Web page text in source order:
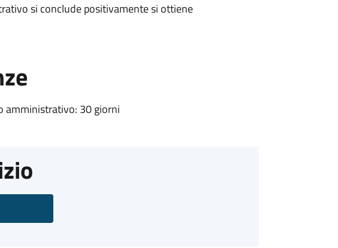
si conclude positivamente si ottiene
amministrativo: 30 giorni